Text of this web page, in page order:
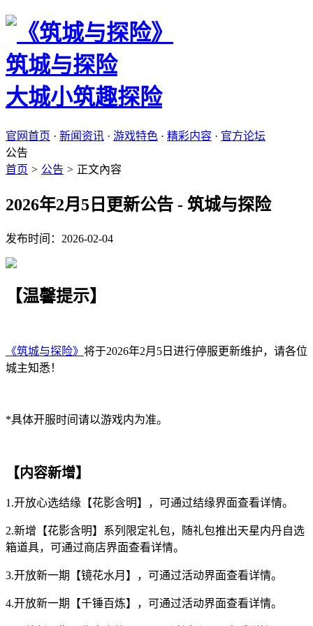
筑城与探险
大城小筑趣探险
官网首页 · 新闻资讯 · 游戏特色 · 精彩内容 · 官方论坛
公告
首页 > 公告 > 正文內容
2026年2月5日更新公告 - 筑城与探险
发布时间：2026-02-04
【温馨提示】
《筑城与探险》 将于2026年2月5日进行停服更新维护，请各位
城主知悉！
*具体开服时间请以游戏内为准。
【内容新增】
1.开放心选结缘【花影含明】，可通过结缘界面查看详情。
2.新增【花影含明】系列限定礼包，随礼包推出天星内丹自选
箱道具，可通过商店界面查看详情。
3.开放新一期【镜花水月】，可通过活动界面查看详情。
4.开放新一期【千锤百炼】，可通过活动界面查看详情。